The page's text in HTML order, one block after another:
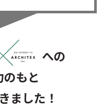
への
もと
ました！